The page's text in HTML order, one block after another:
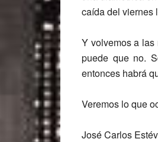
caída del viernes
Y volvemos a
puede que no.
entonces habrá
Veremos lo que
José Carlos